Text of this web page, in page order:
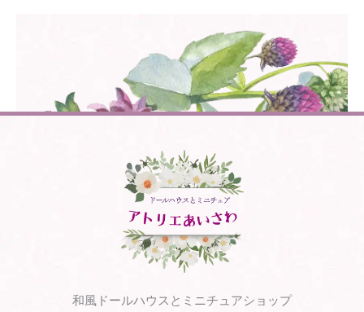
和風ドールハウスとミニチュアショップ